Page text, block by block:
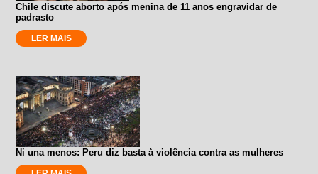
Chile discute aborto após menina de 11 anos engravidar de
padrasto
LER MAIS
Ni una menos: Peru diz basta à violência contra as mulheres